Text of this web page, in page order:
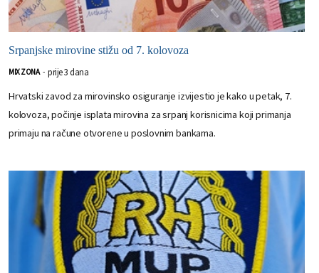
Srpanjske mirovine stižu od 7. kolovoza
MIX ZONA - prije 3 dana
Hrvatski zavod za mirovinsko osiguranje izvijestio je kako u petak, 7.
kolovoza, počinje isplata mirovina za srpanj korisnicima koji primanja
primaju na račune otvorene u poslovnim bankama.